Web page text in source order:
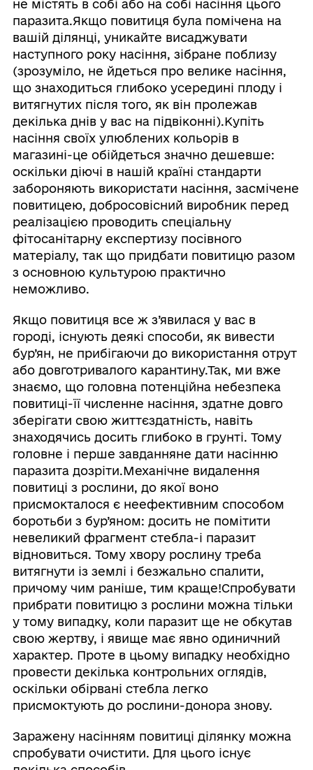
не містять в собі або на собі насіння цього
паразита.Якщо повитиця була помічена на
вашій ділянці, уникайте висаджувати
наступного року насіння, зібране поблизу
(зрозуміло, не йдеться про велике насіння,
що знаходиться глибоко усередині плоду і
витягнутих після того, як він пролежав
декілька днів у вас на підвіконні).Купіть
насіння своїх улюблених кольорів в
магазині-це обійдеться значно дешевше:
оскільки діючі в нашій країні стандарти
забороняють використати насіння, засмічене
повитицею, добросовісний виробник перед
реалізацією проводить спеціальну
фітосанітарну експертизу посівного
матеріалу, так що придбати повитицю разом
з основною культурою практично
неможливо.
Якщо повитиця все ж з’явилася у вас в
городі, існують деякі способи, як вивести
бур’ян, не прибігаючи до використання отрут
або довготривалого карантину.Так, ми вже
знаємо, що головна потенційна небезпека
повитиці-її численне насіння, здатне довго
зберігати свою життєздатність, навіть
знаходячись досить глибоко в грунті. Тому
головне і перше завданняне дати насінню
паразита дозріти.Механічне видалення
повитиці з рослини, до якої воно
присмокталося є неефективним способом
боротьби з бур’яном: досить не помітити
невеликий фрагмент стебла-і паразит
відновиться. Тому хвору рослину треба
витягнути із землі і безжально спалити,
причому чим раніше, тим краще!Спробувати
прибрати повитицю з рослини можна тільки
у тому випадку, коли паразит ще не обкутав
свою жертву, і явище має явно одиничний
характер. Проте в цьому випадку необхідно
провести декілька контрольних оглядів,
оскільки обірвані стебла легко
присмоктують до рослини-донора знову.
Заражену насінням повитиці ділянку можна
спробувати очистити. Для цього існує